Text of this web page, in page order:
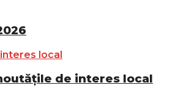
de interes local